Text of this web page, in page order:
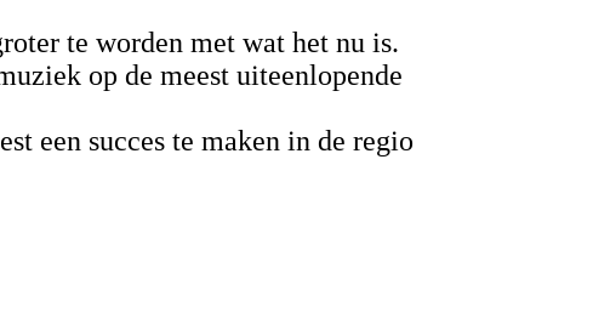
te worden met wat het nu is.
op de meest uiteenlopende
een succes te maken in de regio